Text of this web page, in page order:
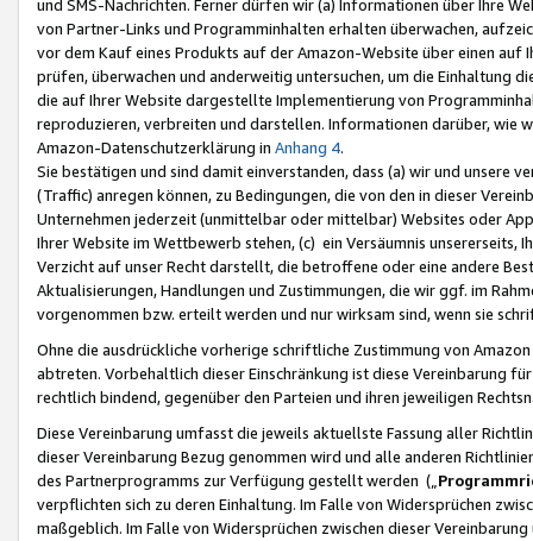
und SMS-Nachrichten. Ferner dürfen wir (a) Informationen über Ihre
von Partner-Links und Programminhalten erhalten überwachen,
vor dem Kauf eines Produkts auf der Amazon-Website über einen
prüfen, überwachen und anderweitig untersuchen, um die Einhaltung
die auf Ihrer Website dargestellte Implementierung von
reproduzieren, verbreiten und darstellen. Informationen darüber, wie
Amazon-Datenschutzerklärung in Anhang 4.
Sie bestätigen und sind damit einverstanden, dass (a) wir und
(Traffic) anregen können, zu Bedingungen, die von den in dieser
Unternehmen jederzeit (unmittelbar oder mittelbar) Websites oder
Ihrer Website im Wettbewerb stehen, (c) ein Versäumnis unsererseits,
Verzicht auf unser Recht darstellt, die betroffene oder eine andere
Aktualisierungen, Handlungen und Zustimmungen, die wir ggf. im
vorgenommen bzw. erteilt werden und nur wirksam sind, wenn sie
Ohne die ausdrückliche vorherige schriftliche Zustimmung von
abtreten. Vorbehaltlich dieser Einschränkung ist diese Vereinbarung
rechtlich bindend, gegenüber den Parteien und ihren jeweiligen
Diese Vereinbarung umfasst die jeweils aktuellste Fassung aller
dieser Vereinbarung Bezug genommen wird und alle anderen
des Partnerprogramms zur Verfügung gestellt werden („
verpflichten sich zu deren Einhaltung. Im Falle von Widersprüchen
maßgeblich. Im Falle von Widersprüchen zwischen dieser